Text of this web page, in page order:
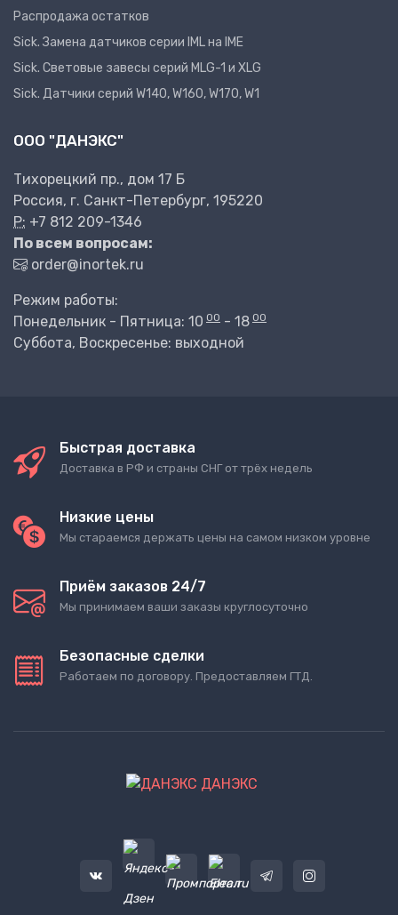
Распродажа остатков
Sick. Замена датчиков серии IML на IME
Sick. Световые завесы серий MLG-1 и XLG
Sick. Датчики серий W140, W160, W170, W1
ООО "ДАНЭКС"
Тихорецкий пр., дом 17 Б
Россия, г. Санкт-Петербург, 195220
P: +7 812 209-1346
По всем вопросам:
order@inortek.ru
Режим работы:
Понедельник - Пятница: 10 00 - 18 00
Суббота, Воскресенье: выходной
Быстрая доставка
Доставка в РФ и страны СНГ от трёх недель
Низкие цены
Мы стараемся держать цены на самом низком уровне
Приём заказов 24/7
Мы принимаем ваши заказы круглосуточно
Безопасные сделки
Работаем по договору. Предоставляем ГТД.
ДАНЭКС